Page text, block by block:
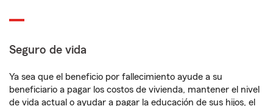
Seguro de vida
Ya sea que el beneficio por fallecimiento ayude a su
beneficiario a pagar los costos de vivienda, mantener el nivel
de vida actual o ayudar a pagar la educación de sus hijos, el